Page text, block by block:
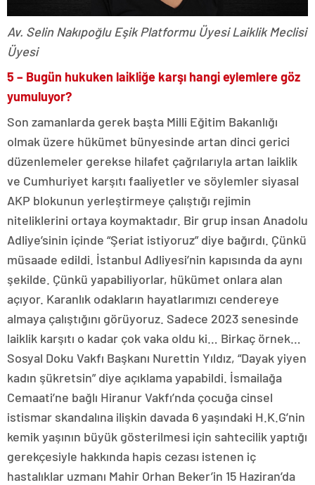
Av. Selin Nakıpoğlu Eşik Platformu Üyesi Laiklik Meclisi
Üyesi
5 – Bugün hukuken laikliğe karşı hangi eylemlere göz
yumuluyor?
Son zamanlarda gerek başta Milli Eğitim Bakanlığı
olmak üzere hükümet bünyesinde artan dinci gerici
düzenlemeler gerekse hilafet çağrılarıyla artan laiklik
ve Cumhuriyet karşıtı faaliyetler ve söylemler siyasal
AKP blokunun yerleştirmeye çalıştığı rejimin
niteliklerini ortaya koymaktadır. Bir grup insan Anadolu
Adliye’sinin içinde “Şeriat istiyoruz” diye bağırdı. Çünkü
müsaade edildi. İstanbul Adliyesi’nin kapısında da aynı
şekilde. Çünkü yapabiliyorlar, hükümet onlara alan
açıyor. Karanlık odakların hayatlarımızı cendereye
almaya çalıştığını görüyoruz. Sadece 2023 senesinde
laiklik karşıtı o kadar çok vaka oldu ki… Birkaç örnek…
Sosyal Doku Vakfı Başkanı Nurettin Yıldız, “Dayak yiyen
kadın şükretsin” diye açıklama yapabildi. İsmailağa
Cemaati’ne bağlı Hiranur Vakfı’nda çocuğa cinsel
istismar skandalına ilişkin davada 6 yaşındaki H.K.G’nin
kemik yaşının büyük gösterilmesi için sahtecilik yaptığı
gerekçesiyle hakkında hapis cezası istenen iç
hastalıklar uzmanı Mahir Orhan Beker’in 15 Haziran’da